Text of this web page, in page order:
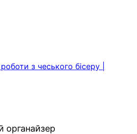
з чеського бісеру |
органайзер